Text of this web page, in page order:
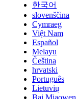
한국어
slovenščina
Cymraeg
Việt Nam
Español
Melayu
Čeština
hrvatski
Português
Lietuvių
Bai Miaowen